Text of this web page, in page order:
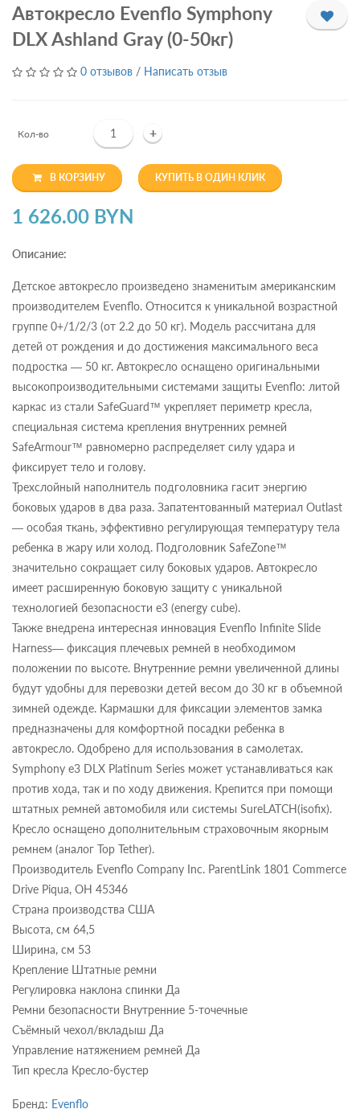
Автокресло Evenflo Symphony
DLX Ashland Gray (0-50кг)
0 отзывов / Написать отзыв
Кол-во +
В КОРЗИНУ КУПИТЬ В ОДИН КЛИК
1 626.00 BYN
Описание:
Детское автокресло произведено знаменитым американским
производителем Evenflo. Относится к уникальной возрастной
группе 0+/1/2/3 (от 2.2 до 50 кг). Модель рассчитана для
детей от рождения и до достижения максимального веса
подростка — 50 кг. Автокресло оснащено оригинальными
высокопроизводительными системами защиты Evenflo: литой
каркас из стали SafeGuard™ укрепляет периметр кресла,
специальная система крепления внутренних ремней
SafeArmour™ равномерно распределяет силу удара и
фиксирует тело и голову.
Трехслойный наполнитель подголовника гасит энергию
боковых ударов в два раза. Запатентованный материал Outlast
— особая ткань, эффективно регулирующая температуру тела
ребенка в жару или холод. Подголовник SafeZone™
значительно сокращает силу боковых ударов. Автокресло
имеет расширенную боковую защиту с уникальной
технологией безопасности e3 (energy cube).
Также внедрена интересная инновация Evenflo Infinite Slide
Harness— фиксация плечевых ремней в необходимом
положении по высоте. Внутренние ремни увеличенной длины
будут удобны для перевозки детей весом до 30 кг в объемной
зимней одежде. Кармашки для фиксации элементов замка
предназначены для комфортной посадки ребенка в
автокресло. Одобрено для использования в самолетах.
Symphony e3 DLX Platinum Series может устанавливаться как
против хода, так и по ходу движения. Крепится при помощи
штатных ремней автомобиля или системы SureLATCH(isofix).
Кресло оснащено дополнительным страховочным якорным
ремнем (аналог Top Tether).
Производитель Evenflo Company Inc. ParentLink 1801 Commerce
Drive Piqua, OH 45346
Страна производства США
Высота, см 64,5
Ширина, см 53
Крепление Штатные ремни
Регулировка наклона спинки Да
Ремни безопасности Внутренние 5-точечные
Съёмный чехол/вкладыш Да
Управление натяжением ремней Да
Тип кресла Кресло-бустер
Бренд: Evenflo